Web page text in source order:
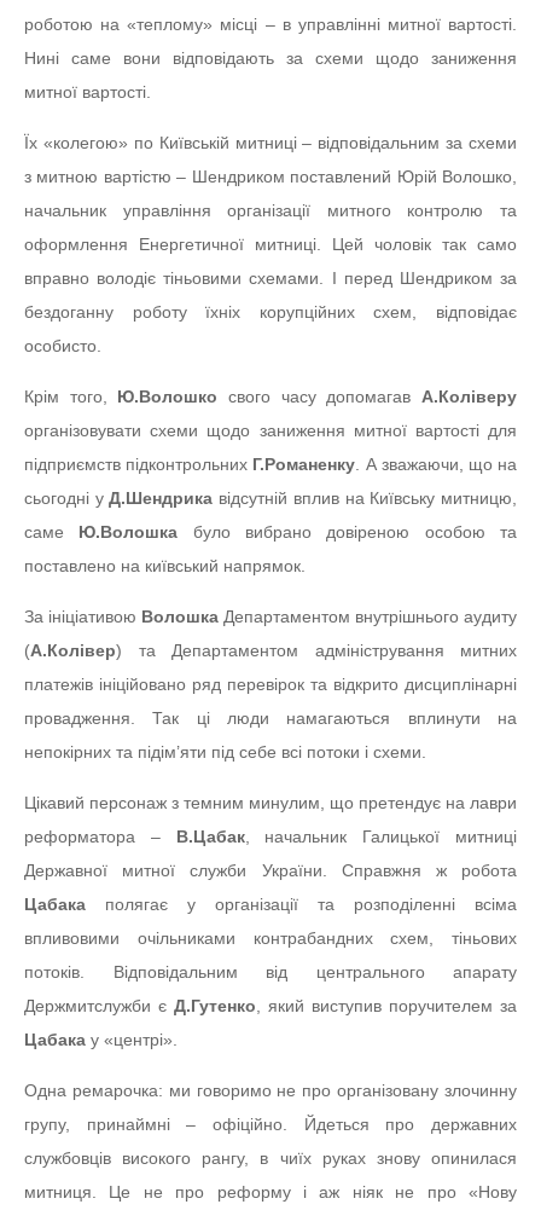
роботою на «теплому» місці – в управлінні митної вартості.
Нині саме вони відповідають за схеми щодо заниження
митної вартості.
Їх «колегою» по Київській митниці – відповідальним за схеми
з митною вартістю – Шендриком поставлений Юрій Волошко,
начальник управління організації митного контролю та
оформлення Енергетичної митниці. Цей чоловік так само
вправно володіє тіньовими схемами. І перед Шендриком за
бездоганну роботу їхніх корупційних схем, відповідає
особисто.
Крім того, Ю.Волошко свого часу допомагавА.Коліверу
організовувати схеми щодо заниження митної вартості для
підприємств підконтрольних Г.Романенку. А зважаючи, що на
сьогодні уД.Шендрика відсутній вплив на Київську митницю,
саме Ю.Волошка було вибрано довіреною особою та
поставлено на київський напрямок.
За ініціативою Волошка Департаментом внутрішнього аудиту
(А.Колівер) та Департаментом адміністрування митних
платежів ініційовано ряд перевірок та відкрито дисциплінарні
провадження. Так ці люди намагаються вплинути на
непокірних та підім’яти під себе всі потоки і схеми.
Цікавий персонаж з темним минулим, що претендує на лаври
реформатора – В.Цабак, начальник Галицької митниці
Державної митної служби України. Справжня ж робота
Цабака полягає у організації та розподіленні всіма
впливовими очільниками контрабандних схем, тіньових
потоків. Відповідальним від центрального апарату
Держмитслужби є Д.Гутенко, який виступив поручителем за
Цабака у «центрі».
Одна ремарочка: ми говоримо не про організовану злочинну
групу, принаймні – офіційно. Йдеться про державних
службовців високого рангу, в чиїх руках знову опинилася
митниця. Це не про реформу і аж ніяк не про «Нову